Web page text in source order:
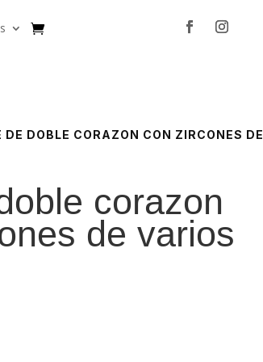
DE DOBLE CORAZON CON ZIRCONES DE
corazon
de varios